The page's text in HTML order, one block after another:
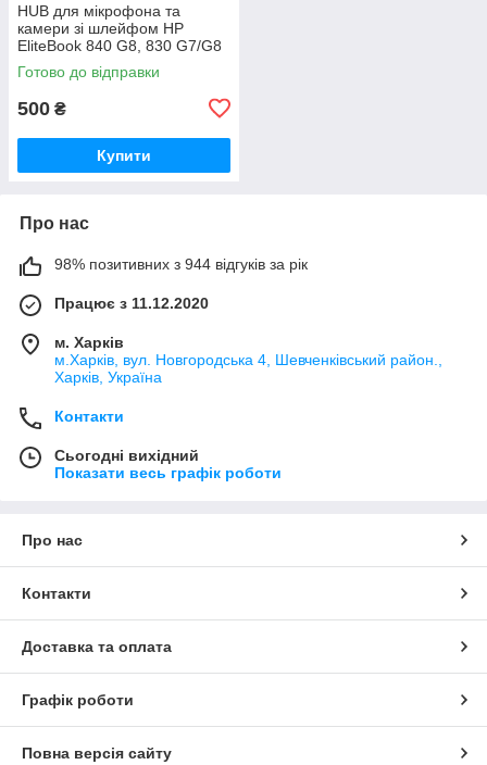
HUB для мікрофона та
камери зі шлейфом HP
EliteBook 840 G8, 830 G7/G8
(6050A3140601, M07210-001)
Готово до відправки
500 ₴
Купити
Про нас
98% позитивних з 944 відгуків за рік
Працює з 11.12.2020
м. Харків
м.Харків, вул. Новгородська 4, Шевченківський район.,
Харків, Україна
Контакти
Сьогодні вихідний
Показати весь графік роботи
Про нас
Контакти
Доставка та оплата
Графік роботи
Повна версія сайту